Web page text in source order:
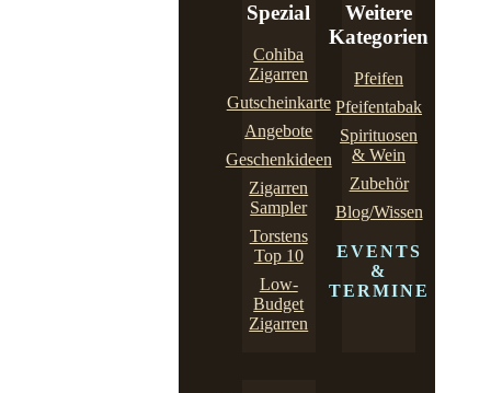
Spezial
Cohiba
Zigarren
Gutscheinkarte
Angebote
Geschenkideen
Zigarren
Sampler
Torstens
Top 10
Low-
Budget
Zigarren
Weitere
Kategorien
Pfeifen
Pfeifentabak
Spirituosen
& Wein
Zubehör
Blog/Wissen
EVENTS
&
TERMINE